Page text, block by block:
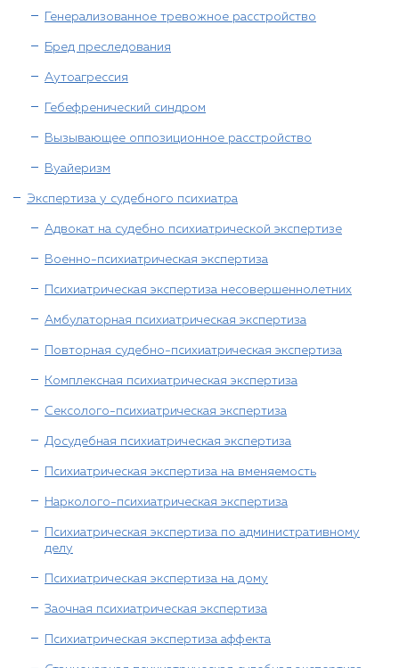
Генерализованное тревожное расстройство
Бред преследования
Аутоагрессия
Гебефренический синдром
Вызывающее оппозиционное расстройство
Вуайеризм
Экспертиза у судебного психиатра
Адвокат на судебно психиатрической экспертизе
Военно-психиатрическая экспертиза
Психиатрическая экспертиза несовершеннолетних
Амбулаторная психиатрическая экспертиза
Повторная судебно-психиатрическая экспертиза
Комплексная психиатрическая экспертиза
Сексолого-психиатрическая экспертиза
Досудебная психиатрическая экспертиза
Психиатрическая экспертиза на вменяемость
Нарколого-психиатрическая экспертиза
Психиатрическая экспертиза по административному
делу
Психиатрическая экспертиза на дому
Заочная психиатрическая экспертиза
Психиатрическая экспертиза аффекта